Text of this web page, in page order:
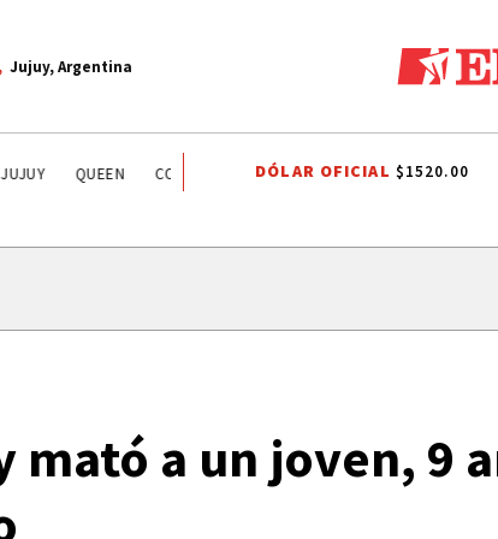
, Jujuy, Argentina
EL TIEMPO EN JUJUY RUTAS DE JUJUY QUEEN
DÓLAR OFICIAL $1520.00
a un joven, 9